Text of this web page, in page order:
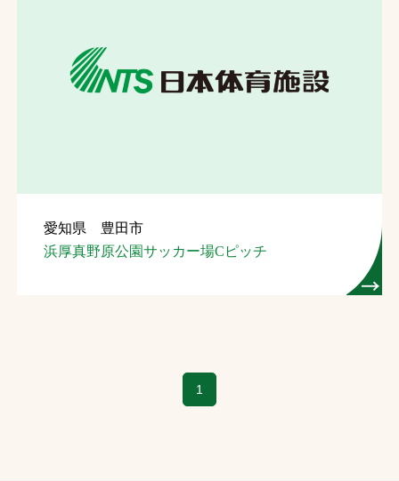
InstagramFacebookYouTube
愛知県 豊田市
浜厚真野原公園サッカー場Cピッチ
1